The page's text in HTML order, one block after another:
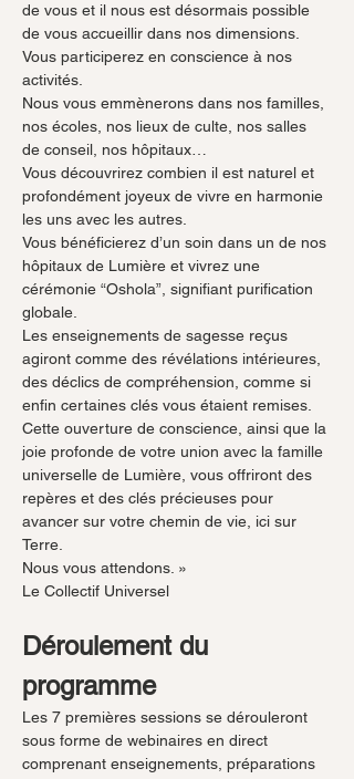
de vous et il nous est désormais possible
de vous accueillir dans nos dimensions.
Vous participerez en conscience à nos
activités.
Nous vous emmènerons dans nos familles,
nos écoles, nos lieux de culte, nos salles
de conseil, nos hôpitaux…
Vous découvrirez combien il est naturel et
profondément joyeux de vivre en harmonie
les uns avec les autres.
Vous bénéficierez d’un soin dans un de nos
hôpitaux de Lumière et vivrez une
cérémonie “Oshola”, signifiant purification
globale.
Les enseignements de sagesse reçus
agiront comme des révélations intérieures,
des déclics de compréhension, comme si
enfin certaines clés vous étaient remises.
Cette ouverture de conscience, ainsi que la
joie profonde de votre union avec la famille
universelle de Lumière, vous offriront des
repères et des clés précieuses pour
avancer sur votre chemin de vie, ici sur
Terre.
Nous vous attendons. »
Le Collectif Universel
Déroulement du
programme
Les 7 premières sessions se dérouleront
sous forme de webinaires en direct
comprenant enseignements, préparations